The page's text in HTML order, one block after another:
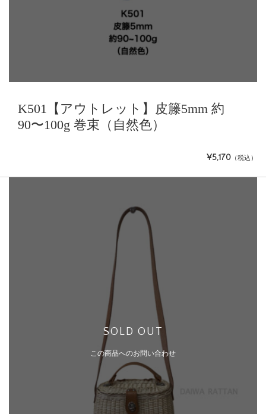
K501【アウトレット】皮籐5mm 約
90〜100g 巻束（自然色）
¥5,170 （税込）
SOLD OUT
この商品へのお問い合わせ